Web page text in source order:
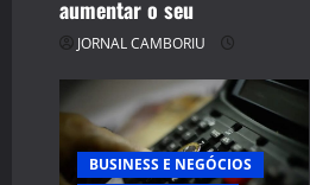
aumentar o seu
JORNAL CAMBORIU
BUSINESS E NEGÓCIOS